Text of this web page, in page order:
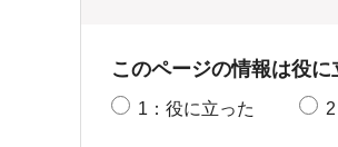
このページの情報は役に
1：役に立った